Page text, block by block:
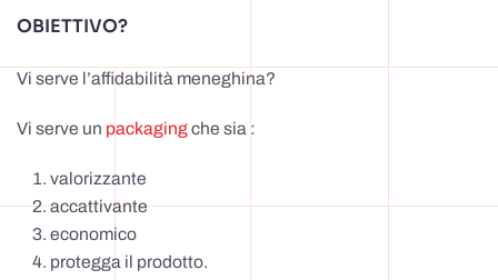
OBIETTIVO?
Vi serve l’affidabilità meneghina?
Vi serve un packagingche sia :
valorizzante
accattivante
economico
protegga il prodotto.